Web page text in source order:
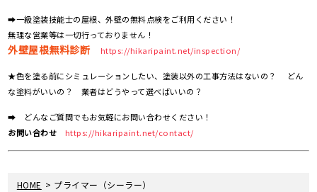
➡一級塗装技能士の屋根、外壁の無料点検をご利用ください！
無理な営業等は一切行っておりません！
外壁屋根無料診断 https://hikaripaint.net/inspection/
★色を塗る前にシミュレーションしたい、塗装以外の工事方法はないの？ どん
な塗料がいいの？ 業者はどうやって選べばいいの？
➡ どんなご質問でもお気軽にお問い合わせください！
お問い合わせ
https://hikaripaint.net/contact/
HOME > プライマー（シーラー）